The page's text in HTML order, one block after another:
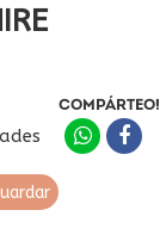
COMPÁRTEO!